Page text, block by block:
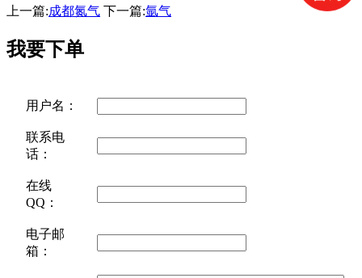
上一篇:成都氮气 下一篇:氩气
我要下单
用户名：
联系电
话：
在线
QQ：
电子邮
箱：